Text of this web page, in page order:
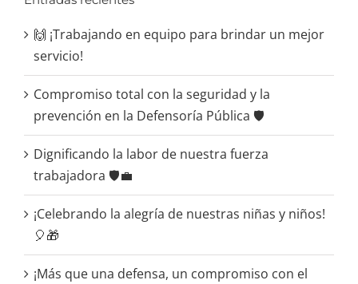
🙌 ¡Trabajando en equipo para brindar un mejor
servicio!
Compromiso total con la seguridad y la
prevención en la Defensoría Pública 🛡️
Dignificando la labor de nuestra fuerza
trabajadora 🛡️💼
¡Celebrando la alegría de nuestras niñas y niños!
🎈🎁
¡Más que una defensa, un compromiso con el